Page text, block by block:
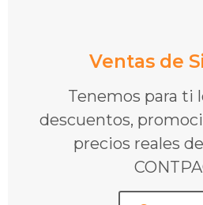
Ventas de
Tenemos para ti
descuentos,
precios reales